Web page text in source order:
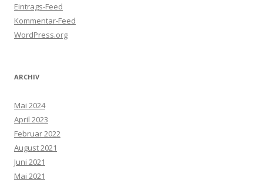
Eintrags-Feed
Kommentar-Feed
WordPress.org
ARCHIV
Mai 2024
April 2023
Februar 2022
August 2021
Juni 2021
Mai 2021